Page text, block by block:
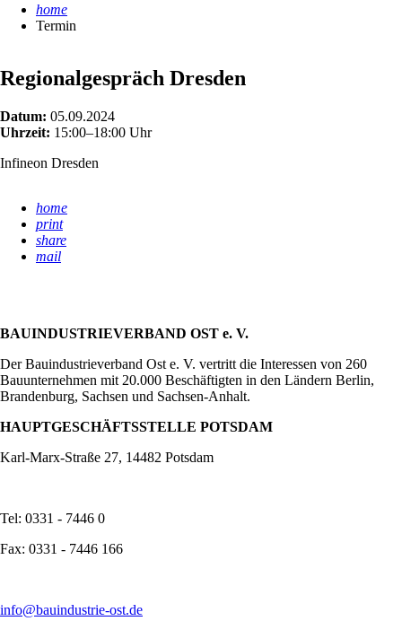
home
Termin
Regionalgespräch Dresden
Datum: 05.09.2024
Uhrzeit: 15:00–18:00 Uhr
Infineon Dresden
home
print
share
mail
BAUINDUSTRIEVERBAND OST e. V.
Der Bauindustrieverband Ost e. V. vertritt die Interessen von 260
Bauunternehmen mit 20.000 Beschäftigten in den Ländern Berlin,
Brandenburg, Sachsen und Sachsen-Anhalt.
HAUPTGESCHÄFTSSTELLE POTSDAM
Karl-Marx-Straße 27, 14482 Potsdam
Tel: 0331 - 7446 0
Fax: 0331 - 7446 166
info@bauindustrie-ost.de